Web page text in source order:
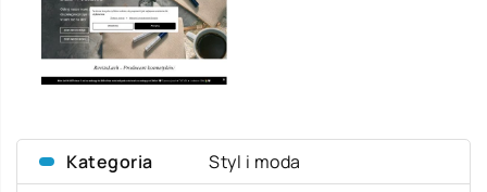
Kategoria
Styl i moda